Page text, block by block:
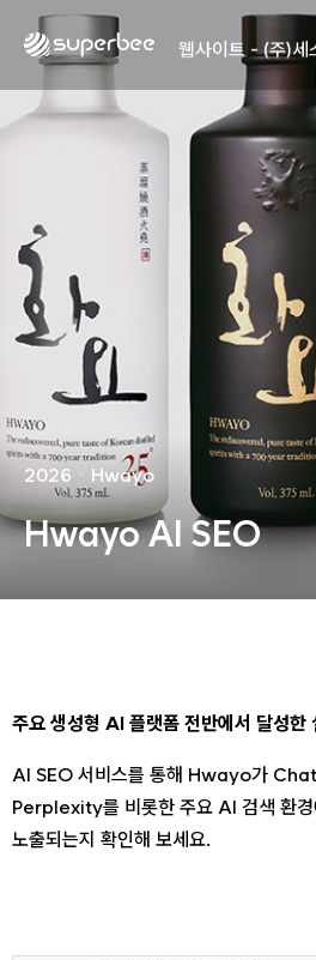
사진, 광고디자인
웹사이트 - (주)세
제품디자인 - 삼성
동영상, CI - 카피
동영상, 홈페이지
동영상, 카탈로그
웹사이트 - 백조씽
사진, 광고디자인
패키지, 디자인 -
동영상 - (주)듀오백
동영상 - ㈜고피자
동영상 - 모모스커
동영상 - 삼양홀딩
동영상 - 킷캣
사진, 광고디자인
사진, 광고디자인
제품디자인 - 삼
동영상, CI - 카피
동영상 - ㈜고피
동영상 - 모모스
동영상 - 삼양홀딩
동영상 - 킷캣
2026 ㆍ Hwayo
Hwayo AI SEO
주요 생성형 AI 플랫폼 전반에서 달성한
AI SEO 서비스를 통해 Hwayo가
Perplexity를 비롯한 주요 AI 검색 환경
노출되는지 확인해 보세요.